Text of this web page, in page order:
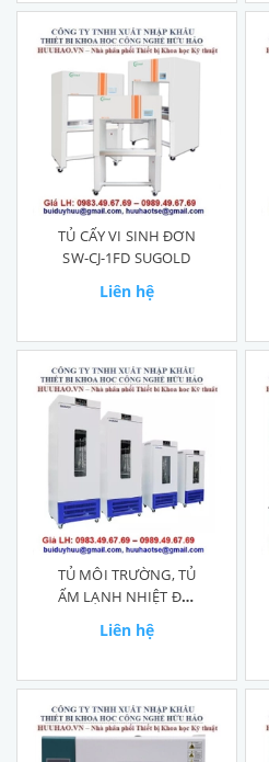
TỦ CẤY VI SINH ĐƠN
SW-CJ-1FD SUGOLD
Liên hệ
TỦ MÔI TRƯỜNG, TỦ
ẤM LẠNH NHIỆT ĐỘ,
Liên hệ